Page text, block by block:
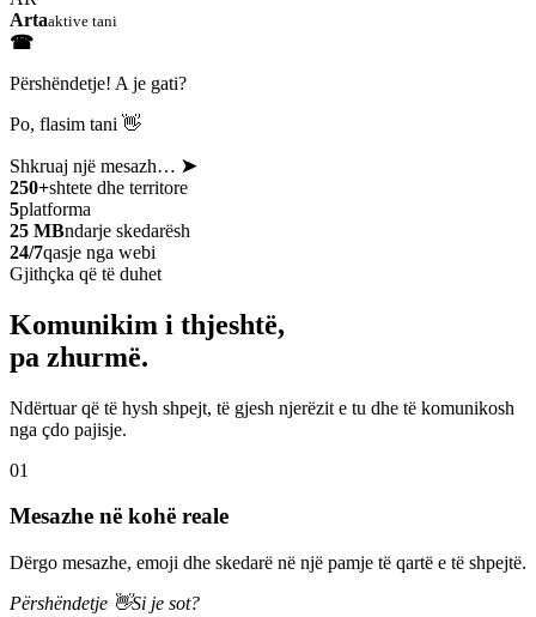
Artaaktive tani
☎
Përshëndetje! A je gati?
Po, flasim tani 👋
Shkruaj një mesazh… ➤
250+shtete dhe territore
5platforma
25 MBndarje skedarësh
24/7qasje nga webi
Gjithçka që të duhet
Komunikim i thjeshtë,
pa zhurmë.
Ndërtuar që të hysh shpejt, të gjesh njerëzit e tu dhe të komunikosh
nga çdo pajisje.
01
Mesazhe në kohë reale
Dërgo mesazhe, emoji dhe skedarë në një pamje të qartë e të shpejtë.
Përshëndetje 👋Si je sot?